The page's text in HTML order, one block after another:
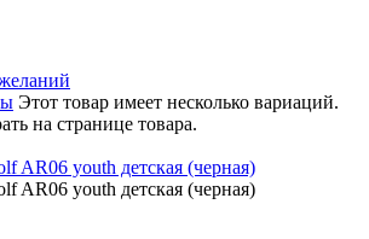
Этот товар имеет несколько вариаций.
на странице товара.